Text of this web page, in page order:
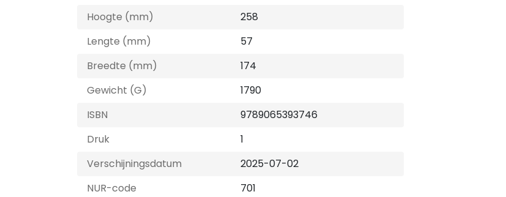
Hoogte (mm)
258
Lengte (mm)
57
Breedte (mm)
174
Gewicht (G)
1790
ISBN
9789065393746
Druk
1
Verschijningsdatum
2025-07-02
NUR-code
701